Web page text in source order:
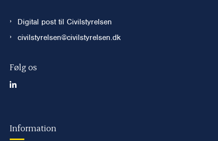
Digital post til Civilstyrelsen
civilstyrelsen@civilstyrelsen.dk
Følg os
Information